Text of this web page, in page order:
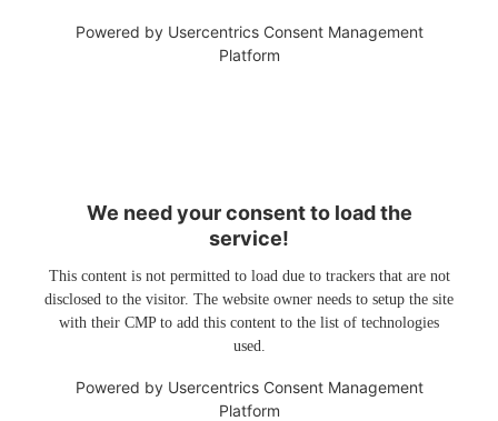
Powered by Usercentrics Consent Management
Platform
We need your consent to load the
service!
This content is not permitted to load due to trackers that are not
disclosed to the visitor. The website owner needs to setup the site
with their CMP to add this content to the list of technologies
used.
Powered by Usercentrics Consent Management
Platform